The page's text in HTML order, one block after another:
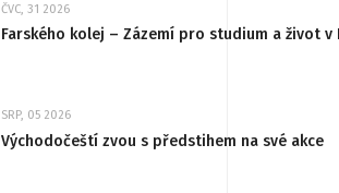
ČVC, 31 2026
Farského kolej – Zázemí pro studium a život v
SRP, 05 2026
Východočeští zvou s předstihem na své akce